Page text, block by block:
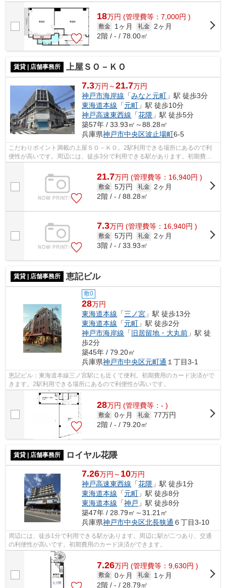
決済したい方にもおすすめです☆乗駅まで...
18万円 (管理費等：7,000円 )
敷金 1ヶ月 礼金 2ヶ月
2階 / - / 78.00㎡
賃貸 | 店舗事務所 上屋ＳＯ－ＫＯ
7.3万円～21.7万円
神戸市海岸線 「みなと元町 」駅 徒歩3分
東海道本線 「元町 」駅 徒歩10分
神戸高速東西線 「花隈 」駅 徒歩5分
築57年 / 33.93㎡～88.28㎡
兵庫県神戸市中央区波止場町6-5
こだわりポイント満載の上屋ＳＯ－ＫＯ。2駅利用できる場所にあるので利
便性が高いです。周辺には、徒歩3分で利用できる駅があります。初期費用
をカードでお支払いいただけるので、カ...
21.7万円 (管理費等：16,940円 )
敷金 5万円 礼金 2ヶ月
2階 / - / 88.28㎡
7.3万円 (管理費等：16,940円 )
敷金 5万円 礼金 2ヶ月
3階 / - / 33.93㎡
賃貸 | 店舗事務所 恵記ビル
敷0
28万円
東海道本線 「三ノ宮 」駅 徒歩13分
東海道本線 「元町 」駅 徒歩2分
神戸市海岸線 「 旧居留地・大丸前 」駅 徒
歩2分
築45年 / 79.20㎡
兵庫県神戸市中央区元町通 １丁目3-1
恵記ビル：東海道本線三ノ宮駅にも近くて便利。初期費用のカード決済がで
きます。2駅利用できる場所にあるので利便性が高いです。
28万円 (管理費等：- )
敷金 0ヶ月 礼金 77万円
2階 / - / 79.20㎡
賃貸 | 店舗事務所 ロイヤル花隈
7.26万円～ 10万円
神戸高速東西線 「花隈 」駅 徒歩1分
東海道本線 「元町 」駅 徒歩8分
東海道本線 「神戸 」駅 徒歩8分
築47年 / 28.79㎡～31.21㎡
兵庫県神戸市中央区北長狭通 ６丁目3-10
周辺には、徒歩1分で利用できる駅があります。周辺に駅が二つあり、交通
の利便性が高いです。初期費用のカード決済ができます。
7.26万円 (管理費等：9,630円 )
敷金 0ヶ月 礼金
1ヶ月
2階 / - / 28.79㎡